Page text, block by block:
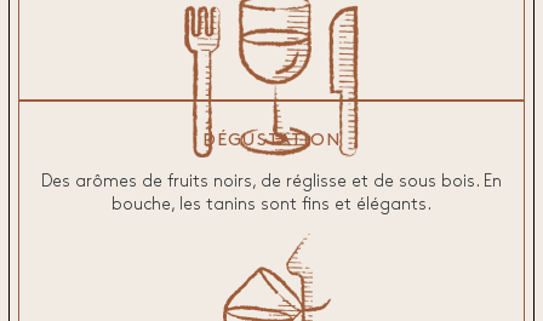
DÉGUSTATION
Des arômes de fruits noirs, de réglisse et de sous bois. En
bouche, les tanins sont fins et élégants.